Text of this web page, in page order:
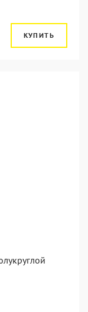
КУПИТЬ